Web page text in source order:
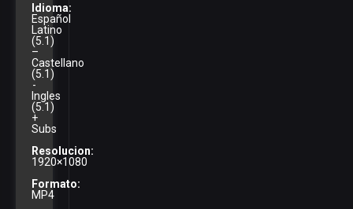
Idioma:
Español
Latino
(5.1)
–
Castellano
(5.1)
-
Ingles
(5.1)
+
Subs
Resolucion:
1920×1080
Formato:
MP4